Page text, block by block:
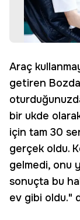
Araç
getiren
bir ukde
için tam 30
gerçek oldu.
gelmedi, onu
sonuçta bu
ev gibi oldu."